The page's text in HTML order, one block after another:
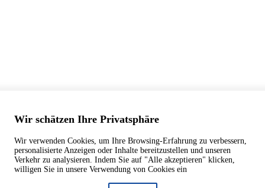
Wir schätzen Ihre Privatsphäre
Wir verwenden Cookies, um Ihre Browsing-Erfahrung zu verbessern,
personalisierte Anzeigen oder Inhalte bereitzustellen und unseren
Verkehr zu analysieren. Indem Sie auf "Alle akzeptieren" klicken,
willigen Sie in unsere Verwendung von Cookies ein